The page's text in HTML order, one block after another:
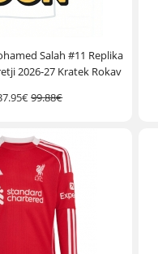
Salah #11 Replika
2026-27 Kratek Rokav
99.88€